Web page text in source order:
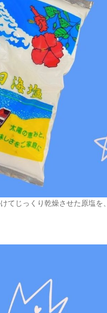
てじっくり乾燥させた原塩を、